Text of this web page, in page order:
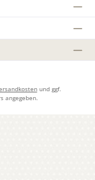
und ggf.
angegeben.